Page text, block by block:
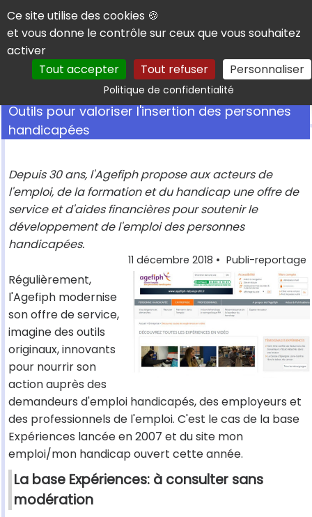
Panneau de gestion des cookies
Ce site utilise des cookies 🍪
et vous donne le contrôle sur ceux que vous souhaitez
activer
Tout accepter
Tout refuser Personnaliser
Politique de confidentialitéRechercher
Outils pour valoriser l'insertion des personnes
handicapées
Depuis 30 ans, l'Agefiph propose aux acteurs de
l'emploi, de la formation et du handicap une offre de
service et d'aides financières pour soutenir le
développement de l'emploi des personnes
handicapées.
11 décembre 2018 • Publi-reportage
Régulièrement,
l'Agefiph modernise
son offre de service,
imagine des outils
originaux, innovants
pour nourrir son
action auprès des
demandeurs d'emploi handicapés, des employeurs et
des professionnels de l'emploi. C'est le cas de la base
Expériences lancée en 2007 et du site mon
emploi/mon handicap ouvert cette année.
La base Expériences: à consulter sans
modération